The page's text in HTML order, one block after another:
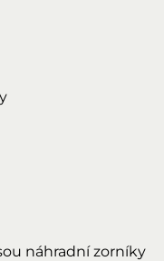
náhradní zorníky